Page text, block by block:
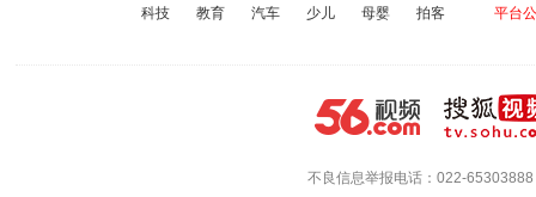
科技
教育 汽车 少儿 母婴 拍客
平台
不良信息举报电话：022-65303888